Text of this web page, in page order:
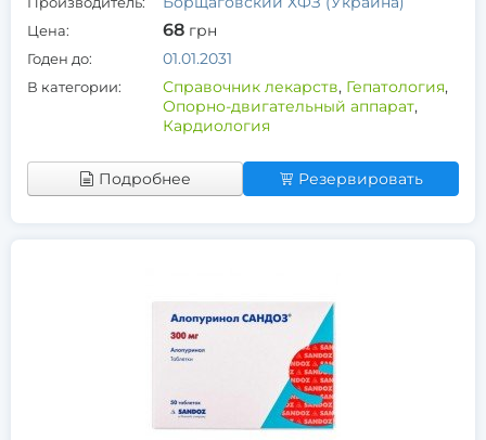
Цена: 68 грн
Годен до: 01.01.2031
В категории: Справочник лекарств, Гепатология,
Опорно-двигательный аппарат,
Кардиология
Подробнее Резервировать